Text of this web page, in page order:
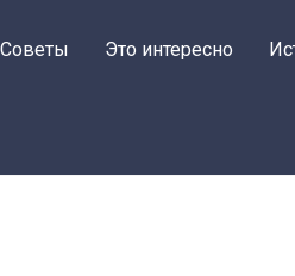
Советы Это интересно